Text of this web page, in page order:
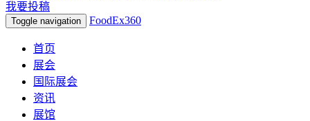
参展预告：SIAL 西雅国际食品和饮料展览会（上海）
参展预告：2025HOTELEX上海国际酒店及餐饮业博览
会
我要投稿
Toggle navigation FoodEx360
首页
展会
国际展会
资讯
展馆